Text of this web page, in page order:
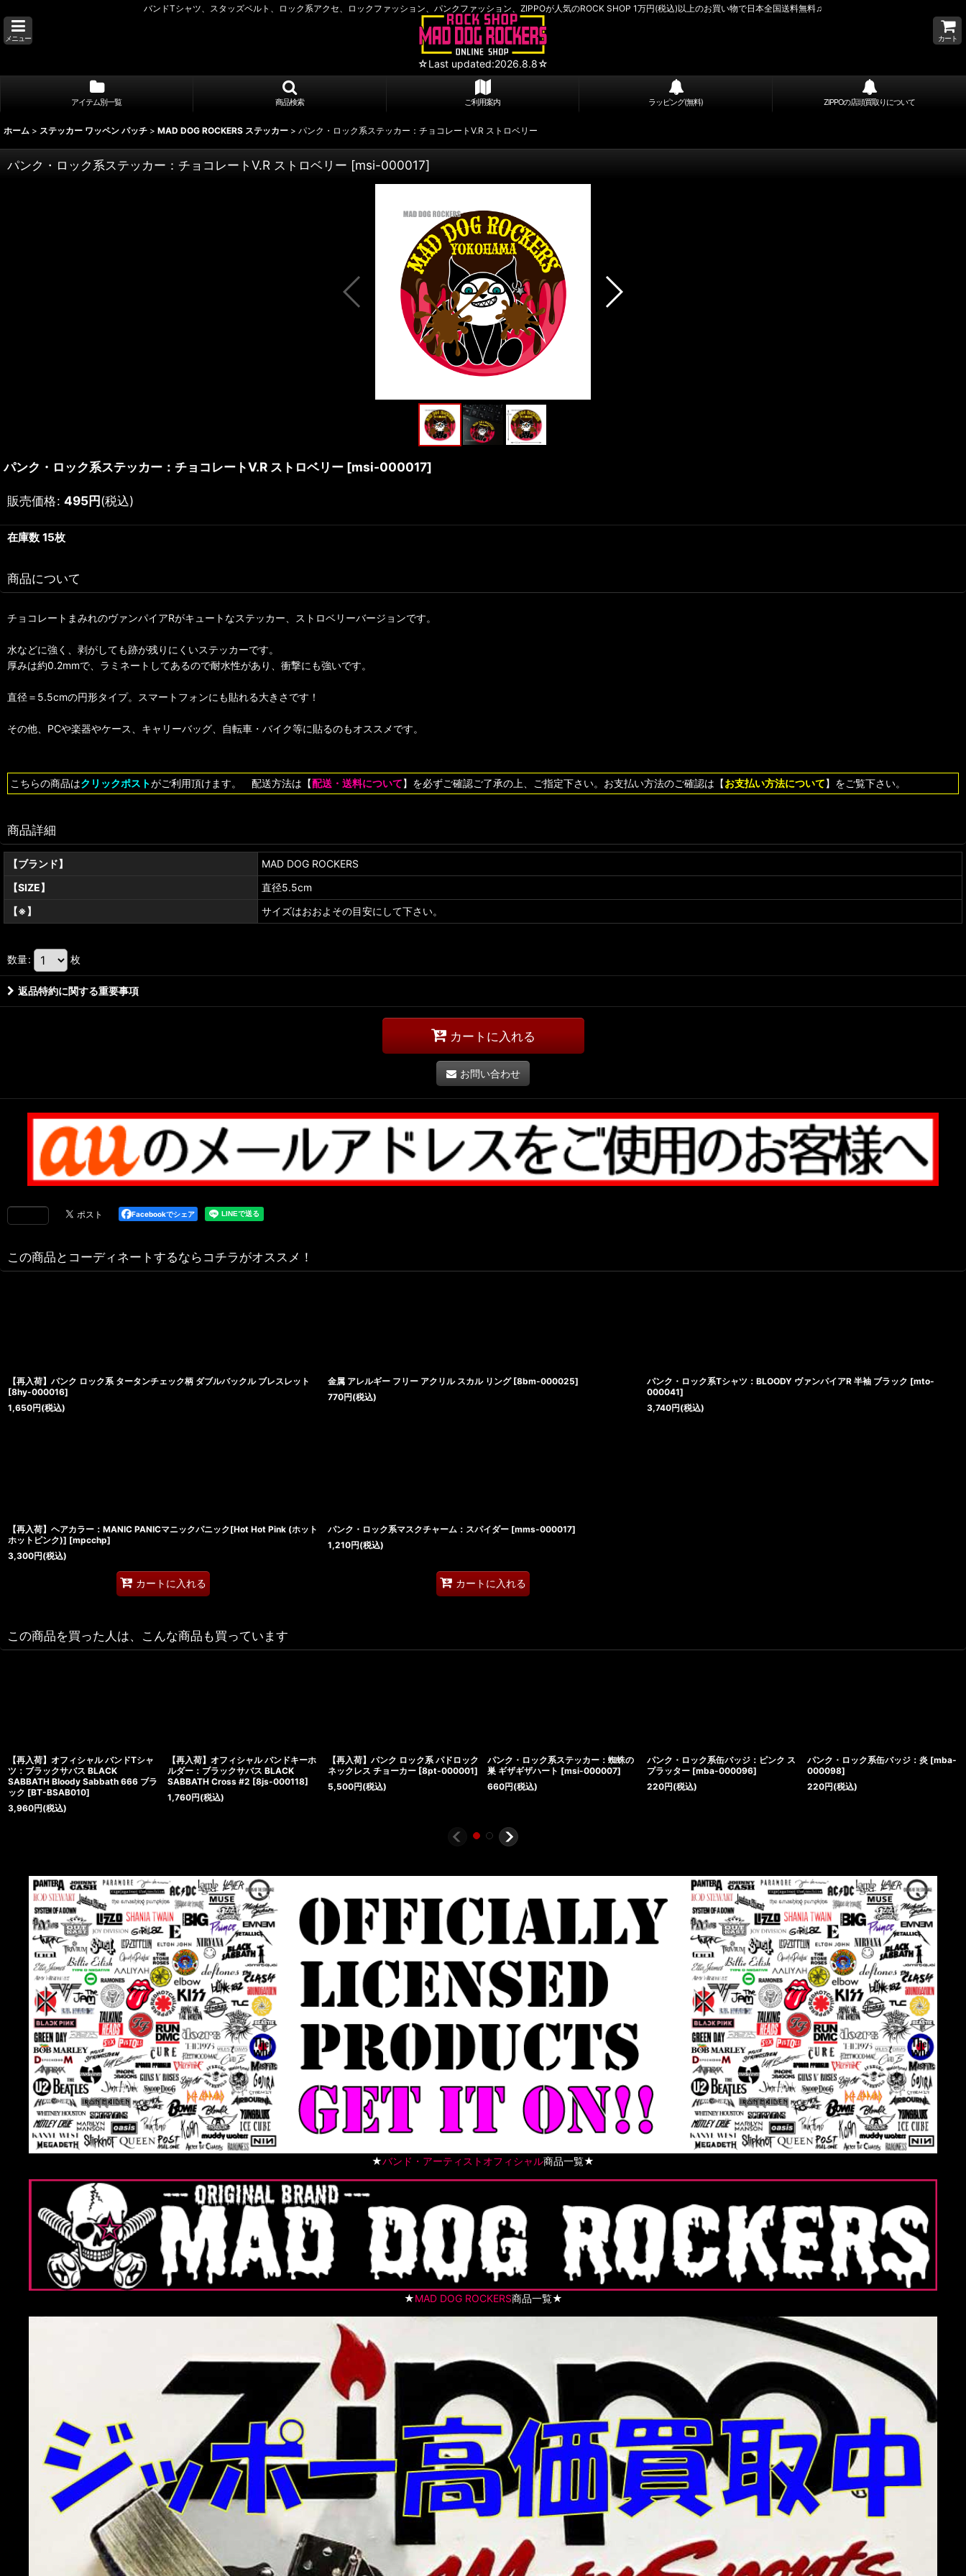
バンドTシャツ、スタッズベルト、ロック系アクセ、ロックファッション、パンクファッション、ZIPPOが人気のROCK SHOP 1万円(税込)以上のお買い物で日本全国送料無料♫
メニュー
☆Last updated:2026.8.8☆
カート
アイテム別一覧 商品検索 ご利用案内 ラッピング(無料) ZIPPOの店頭買取りについて
ホーム > ステッカー ワッペン パッチ > MAD DOG ROCKERS ステッカー > パンク・ロック系ステッカー：チョコレートV.R ストロベリー
パンク・ロック系ステッカー：チョコレートV.R ストロベリー [msi-000017]
パンク・ロック系ステッカー：チョコレートV.R ストロベリー [msi-000017]
販売価格: 495円(税込)
在庫数 15枚
商品について
チョコレートまみれのヴァンパイアRがキュートなステッカー、ストロベリーバージョンです。
水などに強く、剥がしても跡が残りにくいステッカーです。
厚みは約0.2mmで、ラミネートしてあるので耐水性があり、衝撃にも強いです。
直径＝5.5cmの円形タイプ。スマートフォンにも貼れる大きさです！
その他、PCや楽器やケース、キャリーバッグ、自転車・バイク等に貼るのもオススメです。
こちらの商品はクリックポストがご利用頂けます。 配送方法は【配送・送料について】を必ずご確認ご了承の上、ご指定下さい。お支払い方法のご確認は【お支払い方法について】をご覧下さい。
商品詳細
【ブランド】
MAD DOG ROCKERS
【SIZE】
直径5.5cm
【※】
サイズはおおよその目安にして下さい。
数量: 枚
返品特約に関する重要事項
カートに入れる
お問い合わせ
Facebookでシェア
この商品とコーディネートするならコチラがオススメ！
【再入荷】パンク ロック系 タータンチェック柄 ダブルバックル ブレスレット
[8hy-000016]
1,650円(税込)
金属 アレルギー フリー アクリル スカル リング [8bm-000025]
770円(税込)
パンク・ロック系Tシャツ：BLOODY ヴァンパイアR 半袖 ブラック [mto-
000041]
3,740円(税込)
【再入荷】ヘアカラー：MANIC PANICマニックパニック[Hot Hot Pink (ホット
ホットピンク)] [mpcchp]
3,300円(税込)
カートに入れる
パンク・ロック系マスクチャーム：スパイダー [mms-000017]
1,210円(税込)
カートに入れる
この商品を買った人は、こんな商品も買っています
【再入荷】オフィシャル バンドTシャ
ツ：ブラックサバス BLACK
SABBATH Bloody Sabbath 666 ブラ
ック [BT-BSAB010]
3,960円(税込)
【再入荷】オフィシャル バンドキーホ
ルダー：ブラックサバス BLACK
SABBATH Cross #2 [8js-000118]
1,760円(税込)
【再入荷】パンク ロック系 パドロック
ネックレス チョーカー [8pt-000001]
5,500円(税込)
パンク・ロック系ステッカー：蜘蛛の
巣 ギザギザハート [msi-000007]
660円(税込)
パンク・ロック系缶バッジ：ピンク ス
プラッター [mba-000096]
220円(税込)
パンク・ロック系缶バッジ：炎 [mba-
000098]
220円(税込)
★バンド・アーティストオフィシャル商品一覧★
★MAD DOG ROCKERS商品一覧★